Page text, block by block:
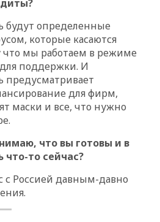
будут определенные
которые касаются
что мы работаем в режиме
поддержки. И
предусматривает
для фирм,
маски и все, что нужно
что вы готовы и в
что-то сейчас?
с Россией давным-давно